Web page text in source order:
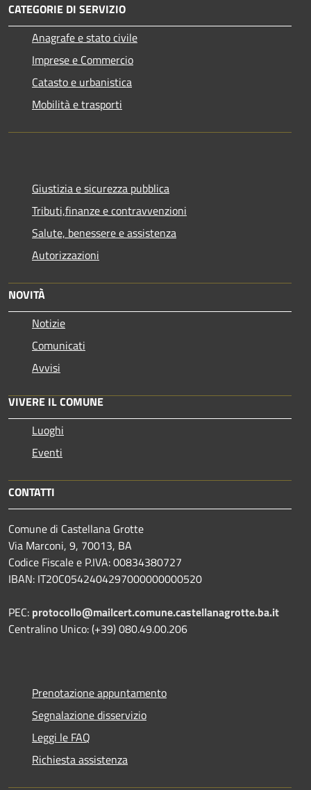
CATEGORIE DI SERVIZIO
Anagrafe e stato civile
Imprese e Commercio
Catasto e urbanistica
Mobilità e trasporti
Giustizia e sicurezza pubblica
Tributi,finanze e contravvenzioni
Salute, benessere e assistenza
Autorizzazioni
NOVITÀ
Notizie
Comunicati
Avvisi
VIVERE IL COMUNE
Luoghi
Eventi
CONTATTI
Comune di Castellana Grotte
Via Marconi, 9, 70013, BA
Codice Fiscale e P.IVA: 00834380727
IBAN: IT20C0542404297000000000520
PEC: protocollo@mailcert.comune.castellanagrotte.ba.it
Centralino Unico: (+39) 080.49.00.206
Prenotazione appuntamento
Segnalazione disservizio
Leggi le FAQ
Richiesta assistenza